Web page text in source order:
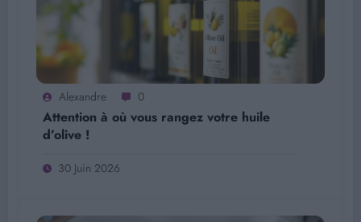
Alexandre 0
Attention à où vous rangez votre huile
d’olive !
30 Juin 2026